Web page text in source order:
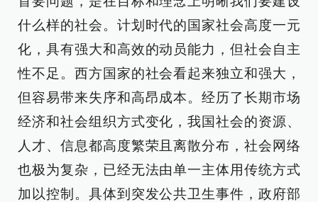
什么样的社会。计划时代的国家社会高度一元
化，具有强大和高效的动员能力，但社会自主
性不足。西方国家的社会看起来独立和强大，
但容易带来失序和高昂成本。经历了长期市场
经济和社会组织方式变化，我国社会的资源、
人才、信息都高度繁荣且离散分布，社会网络
也极为复杂，已经无法由单一主体用传统方式
加以控制。具体到突发公共卫生事件，政府部